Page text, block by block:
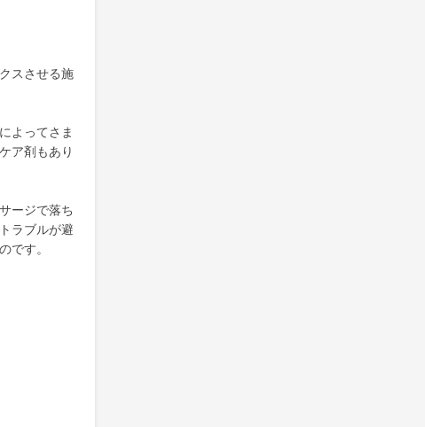
スさせる施
よってさま
ア剤もあり
ージで落ち
ラブルが避
です。